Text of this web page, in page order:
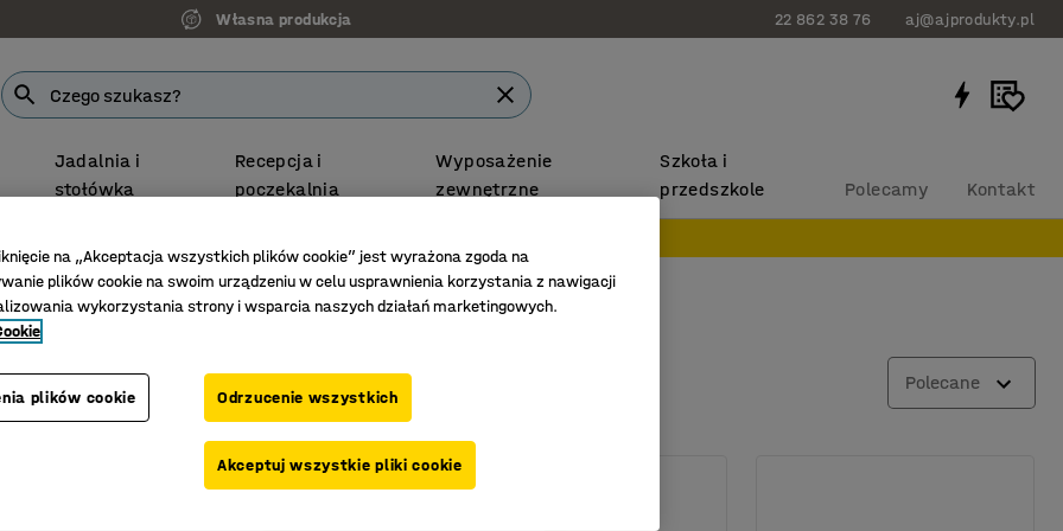
Własna produkcja 22 862 38 76 aj@ajprodukty.pl
Jadalnia i
stołówka
Recepcja i
poczekalnia
Wyposażenie
zewnętrzne
Szkoła i
przedszkole
Polecamy Kontakt
do poczekalni Siedziska tapicerowane
Szerokość Materiał Polecane
na „Akceptacja wszystkich plików cookie” jest wyrażona zgoda na
plików cookie na swoim urządzeniu w celu usprawnienia korzystania z nawigacji
wykorzystania strony i wsparcia naszych działań marketingowych.
plików cookie Odrzucenie wszystkich
Akceptuj wszystkie pliki cookie